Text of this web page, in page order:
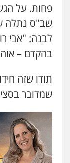
פחות. על
שב"ס נתלה
לבנה: "אבי
בהקדם –
תודו שזה
שמדובר